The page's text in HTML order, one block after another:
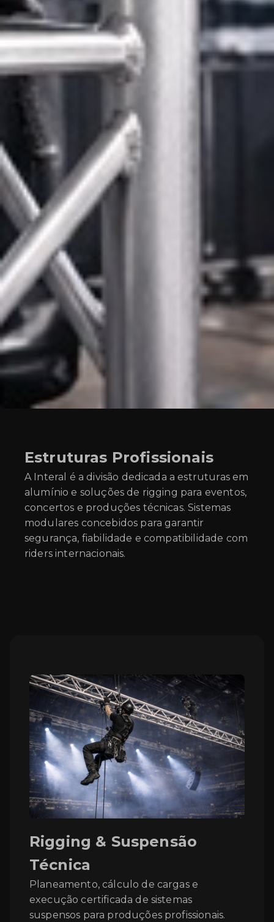
Estruturas Profissionais
A Interal é a divisão dedicada a estruturas em
alumínio e soluções de rigging para eventos,
concertos e produções técnicas. Sistemas
modulares concebidos para garantir
segurança, fiabilidade e compatibilidade com
riders internacionais.
Rigging & Suspensão
Técnica
Planeamento, cálculo de cargas e
execução certificada de sistemas
suspensos para produções profissionais.